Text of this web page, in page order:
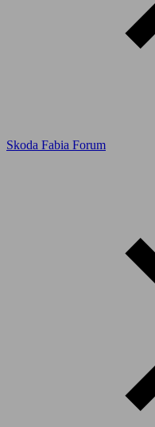
Skoda Fabia Forum